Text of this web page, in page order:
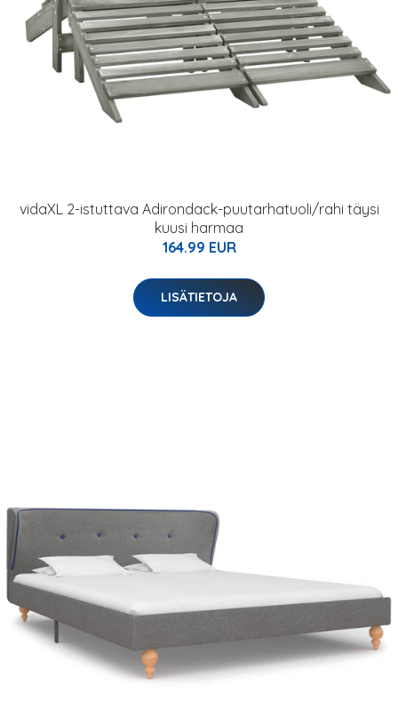
vidaXL 2-istuttava Adirondack-puutarhatuoli/rahi täysi
kuusi harmaa
164.99 EUR
LISÄTIETOJA